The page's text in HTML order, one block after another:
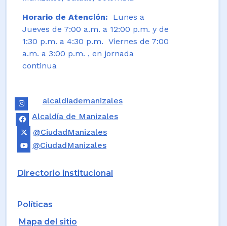
Horario de Atención: Lunes a
Jueves de 7:00 a.m. a 12:00 p.m. y de
1:30 p.m. a 4:30 p.m. Viernes de 7:00
a.m. a 3:00 p.m. , en jornada
continua
alcaldiademanizales
Alcaldía de Manizales
@CiudadManizales
@CiudadManizales
Directorio institucional
Políticas
Mapa del sitio